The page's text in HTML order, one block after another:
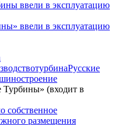
ввели в эксплуатацию
турбинаРусские
Турбины» (входит в